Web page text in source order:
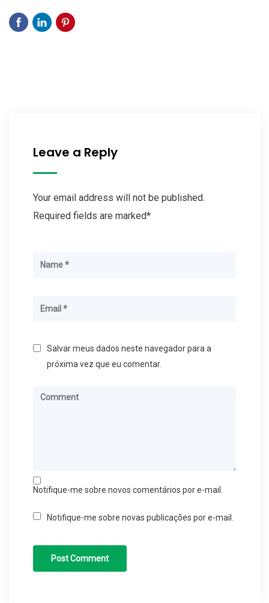
Leave a Reply
Your email address will not be published.
Required fields are marked*
Salvar meus dados neste navegador para a
próxima vez que eu comentar.
Notifique-me sobre novos comentários por e-mail.
Notifique-me sobre novas publicações por e-mail.